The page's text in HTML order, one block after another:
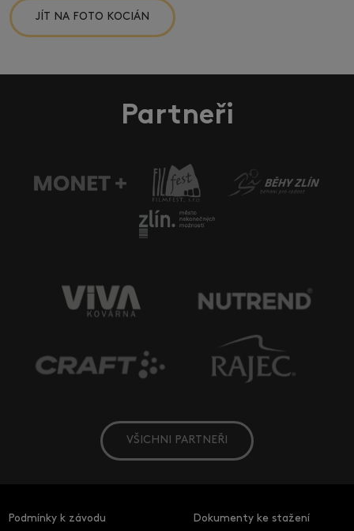
JÍT NA FOTO KOCIÁN
Partneři
VŠICHNI PARTNEŘI
Podmínky k závodu Dokumenty ke stažení